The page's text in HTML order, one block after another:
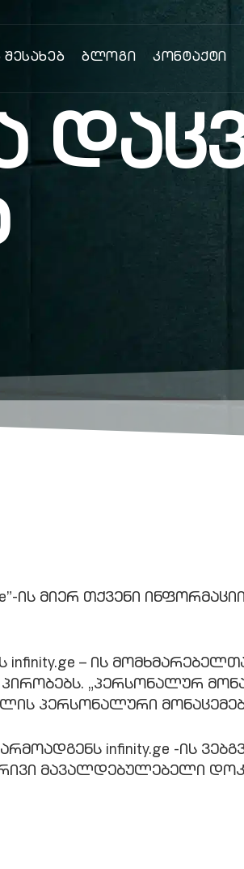
Შესახებ Ბლოგი Კონტაქტი
ის მიერ თქვენი
– ის
პირობებს. „პერსონალურ
პერსონალური
infinity.ge -ის
მავალდებულებელი